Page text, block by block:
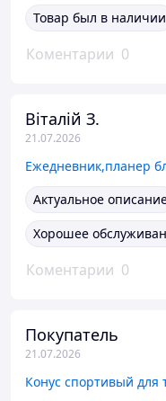
Товар был в наличии
Коментарии 0
Віталій З.
21.07.2026
Актуальное
Хорошее
Коментарии 0
Покупатель
21.07.2026